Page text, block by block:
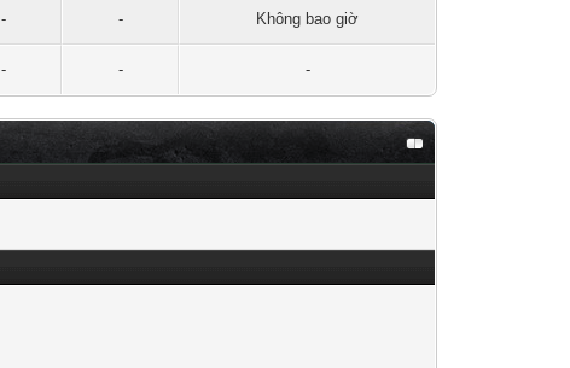
- - Không bao giờ
- - -